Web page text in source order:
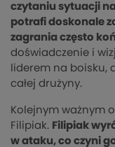
czytaniu sytuacji
potrafi doskonale
zagrania często
doświadczenie i
liderem na boisku,
całej drużyny.
Kolejnym ważnym
Filipiak. Filipiak
w ataku, co czyni